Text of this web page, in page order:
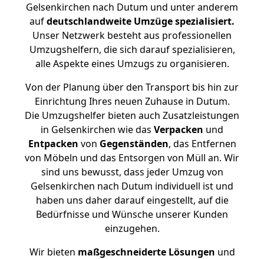
Gelsenkirchen nach Dutum und unter anderem
aufdeutschlandweite Umzüge spezialisiert.
Unser Netzwerk besteht aus professionellen
Umzugshelfern, die sich darauf spezialisieren,
alle Aspekte eines Umzugs zu organisieren.
Von der Planung über den Transport bis hin zur
Einrichtung Ihres neuen Zuhause in Dutum.
Die Umzugshelfer bieten auch Zusatzleistungen
in Gelsenkirchen wie das Verpacken und
Entpacken von Gegenständen, das Entfernen
von Möbeln und das Entsorgen von Müll an. Wir
sind uns bewusst, dass jeder Umzug von
Gelsenkirchen nach Dutum individuell ist und
haben uns daher darauf eingestellt, auf die
Bedürfnisse und Wünsche unserer Kunden
einzugehen.
Wir bieten maßgeschneiderte Lösungen und